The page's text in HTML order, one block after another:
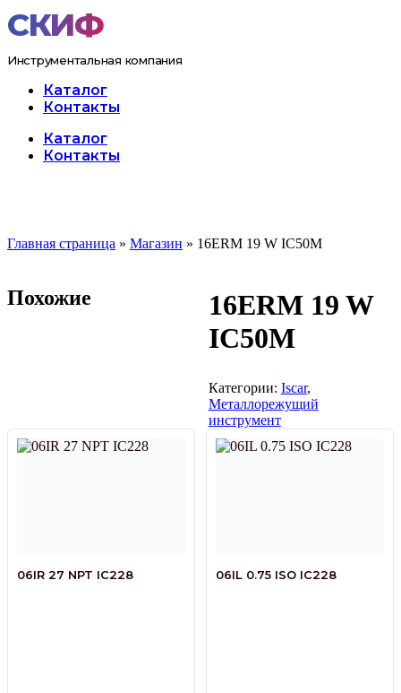
Перейти
к
Инструментальная компания
Каталог
Контакты
МенюКаталог
Контакты
Главная страница » Магазин » 16ERM 19 W IC50M
16ERM 19 W
IC50M
Категории: Iscar,
Металлорежущий
инструмент
Похожие
06IR 27 NPT IC228 06IL 0.75 ISO IC228